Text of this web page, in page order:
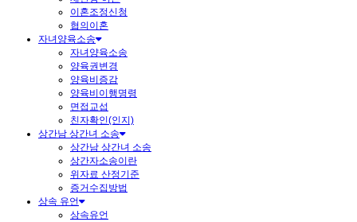
이혼조정신청
협의이혼
자녀양육소송
자녀양육소송
양육권변경
양육비증감
양육비이행명령
면접교섭
친자확인(인지)
상간남 상간녀 소송
상간남 상간녀 소송
상간자소송이란
위자료 산정기준
증거수집방법
상속 유언
상속유언